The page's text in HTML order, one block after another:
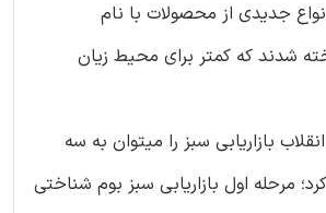
جدیدی از محصولات با نام
شدند که کمتر برای محیط زیان
بازاریابی سبز را میتوان به سه
مرحله اول بازاریابی سبز بوم شناختی